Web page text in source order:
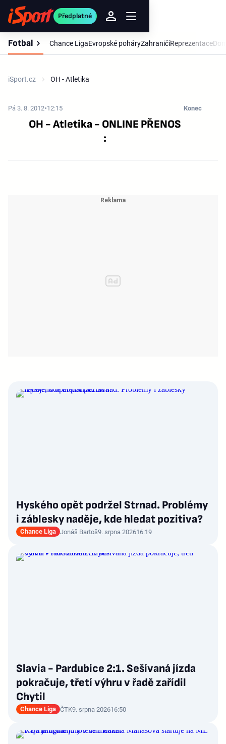
Předplatné
Fotbal Chance LigaEvropské poháryZahraničíReprezentace
iSport.cz OH - Atletika
Pá 3. 8. 2012 12:15 Konec
OH - Atletika - ONLINE PŘENOS
:
Hyského opět podržel Strnad. Problémy
i záblesky naděje, kde hledat pozitiva?
Chance Liga Jonáš Bartoš9. srpna 202616:19
Slavia - Pardubice 2:1. Sešívaná jízda
pokračuje, třetí výhru v řadě zařídil
Chytil
Chance Liga ČTK9. srpna 202616:50